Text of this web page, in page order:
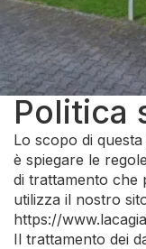
Politica
Lo scopo di
è spiegare le
di trattamento che
utilizza il nostro
https://
Il trattamento dei